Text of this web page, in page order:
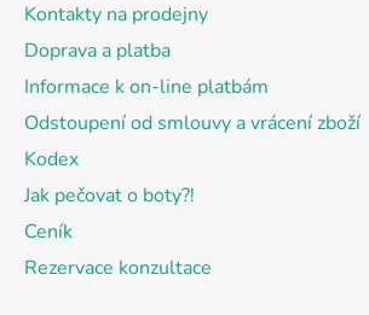
Kontakty na prodejny
Doprava a platba
Informace k on-line platbám
Odstoupení od smlouvy a vrácení zboží
Kodex
Jak pečovat o boty?!
Ceník
Rezervace konzultace